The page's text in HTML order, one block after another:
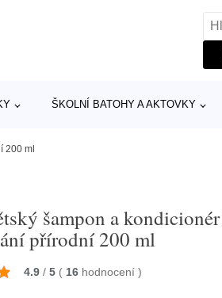
ŠKOLNÍ BATOHY A AKTOVKY
200 ml
šampon a
přírodní 200 ml
4.9 / 5 ( 16 hodnocení)